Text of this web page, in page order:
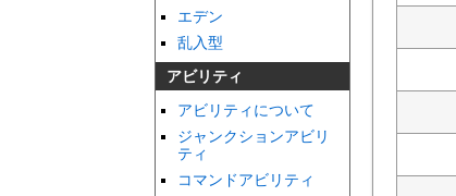
エデン
乱入型
アビリティ
アビリティについて
ジャンクションアビリ
ティ
コマンドアビリティ